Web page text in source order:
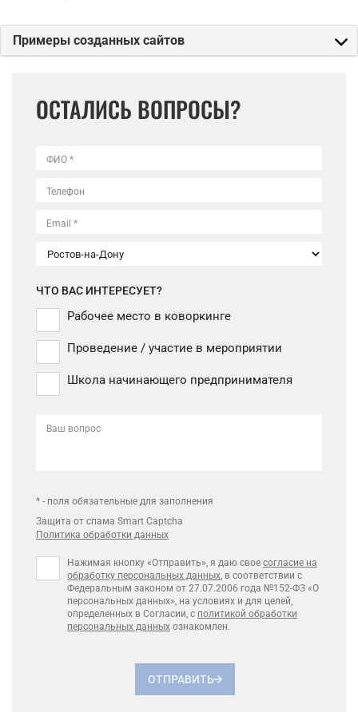
Примеры созданных сайтов
ОСТАЛИСЬ ВОПРОСЫ?
ФИО *
Телефон
Email *
ЧТО ВАС ИНТЕРЕСУЕТ?
Рабочее место в коворкинге
Проведение / участие в мероприятии
Школа начинающего предпринимателя
Ваш вопрос
* - поля обязательные для заполнения
Защита от спама Smart Captcha
Политика обработки данных
Нажимая кнопку «Отправить», я даю свое согласие на
обработку персональных данных, в соответствии с
Федеральным законом от 27.07.2006 года №152-ФЗ «О
персональных данных», на условиях и для целей,
определенных в Согласии, с политикой обработки
персональных данных ознакомлен.
ОТПРАВИТЬ